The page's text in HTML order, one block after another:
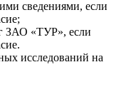
сведениями, если
ЗАО «ТУР», если
исследований на